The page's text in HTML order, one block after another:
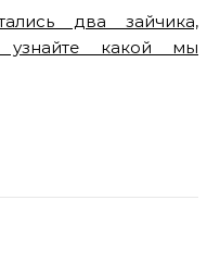
два зайчика,
какой мы